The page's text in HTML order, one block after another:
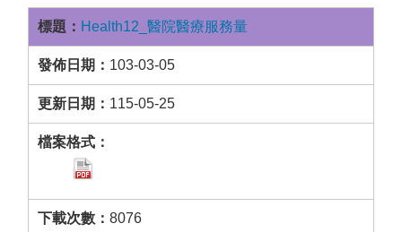
Health12_醫院醫療服務量
103-03-05
115-05-25
8076